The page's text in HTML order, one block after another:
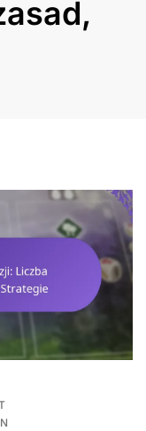
ON
USTAWIENIA